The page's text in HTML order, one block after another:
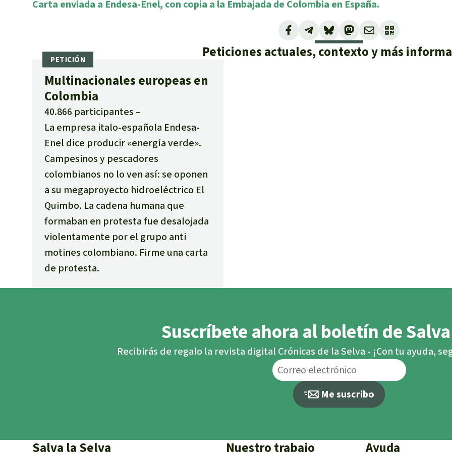
Carta enviada a Endesa-Enel, con copia a la Embajada de Colombia en España.
Peticiones actuales, contexto y más
Multinacionales europeas en
Colombia
40.866 participantes
La empresa italo-española Endesa-
Enel dice producir «energía verde».
Campesinos y pescadores
colombianos no lo ven así: se oponen
a su megaproyecto hidroeléctrico El
Quimbo. La cadena humana que
formaban en protesta fue desalojada
violentamente por el grupo anti
motines colombiano. Firme una carta
de protesta.
Suscríbete ahora al boletín de
Recibirás de regalo la revista digital Crónicas de la Selva - ¡Con tu ayuda,
Me suscribo
Salva la Selva Nuestro trabajo Ayuda